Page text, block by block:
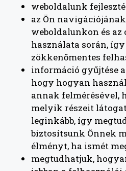
weboldalunk
az Ön
weboldalunkon és
használata során,
zökkenőmentes
információ gyűjtése
hogy hogyan
annak felmérésével,
melyik részeit
leginkább, így
biztosítsunk Önnek
élményt, ha ismét
megtudhatjuk,